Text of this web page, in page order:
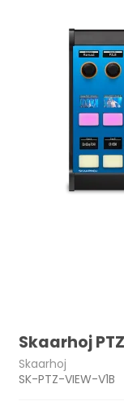
Skaarhoj
Skaarhoj
SK-PTZ-VIEW-V1B